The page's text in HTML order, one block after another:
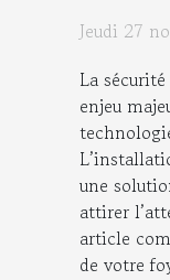
Jeudi 27
La
enjeu
une
attirer
article
de votre